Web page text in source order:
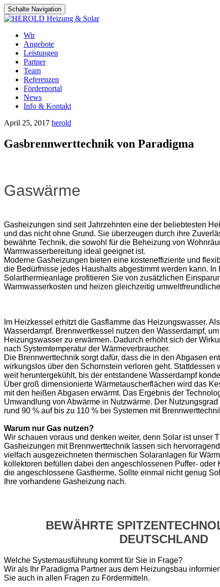
Schalte Navigation
Zum
Inhalt
springen
Wir
Angebote
Leistungen
Partner
Team
Referenzen
Förderportal
News
Info & Kontakt
April 25, 2017 herold
Gasbrennwerttechnik von Paradigma